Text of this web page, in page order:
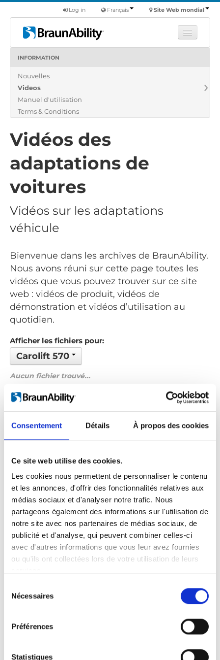
Consentement Détails À propos des cookies
Ce site web utilise des cookies.
Les cookies nous permettent de personnaliser le contenu
et les annonces, d'offrir des fonctionnalités relatives aux
médias sociaux et d'analyser notre trafic. Nous
partageons également des informations sur l'utilisation de
notre site avec nos partenaires de médias sociaux, de
publicité et d'analyse, qui peuvent combiner celles-ci
avec d'autres informations que vous leur avez fournies
ou qu'ils ont collectées lors de votre utilisation de leurs
Nécessaires
Préférences
Statistiques
Site Web mondial
Français
Log in
Produits
Nous
Trouver un revendeur
INFORMATION
Nouvelles
Videos
Manuel d'utilisation
Terms & Conditions
Vidéos des
adaptations de
voitures
Vidéos sur les adaptations
véhicule
Bienvenue dans les archives de BraunAbility.
Nous avons réuni sur cette page toutes les
vidéos que vous pouvez trouver sur ce site
web : vidéos de produit, vidéos de
démonstration et vidéos d’utilisation au
quotidien.
Afficher les fichiers pour:
Carolift 570
Aucun fichier trouvé...
Commandé par: Date
Précédent Suivant
Ouvrez le menu déroulant sur la gauche et sélectionnez le
produit qui vous intéresse. Remarque : pour certains produits, il
n’y a pas de vidéo.
Intégration de vidéo
Sous chaque vidéo se trouve un code que vous pouvez utiliser
pour intégrer la vidéo dans votre site web.
Abonnez-vous
Pour être notifié dès qu’une nouvelle vidéo est disponible, nous
vous invitons à vous abonner à notre chaîneYouTube ici.